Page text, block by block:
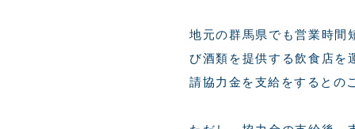
地元の群馬県でも営業時間
び酒類を提供する飲食店を
請協力金を支給をするとの